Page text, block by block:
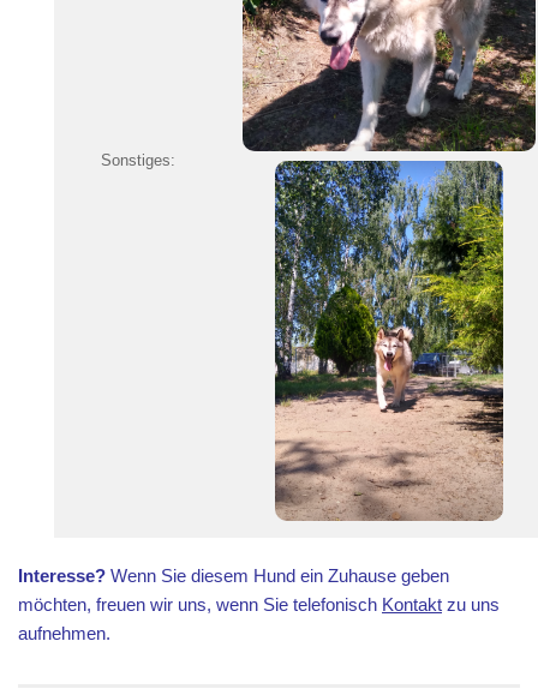
Sonstiges:
Interesse? Wenn Sie diesem Hund ein Zuhause geben
möchten, freuen wir uns, wenn Sie telefonisch Kontakt zu uns
aufnehmen.